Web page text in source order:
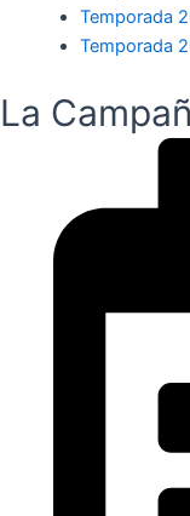
Temporada
Temporada
La